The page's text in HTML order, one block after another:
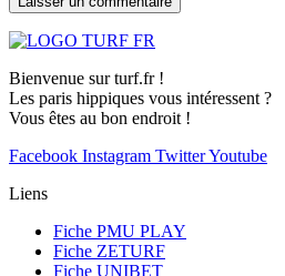
Bienvenue sur turf.fr !
Les paris hippiques vous intéressent ?
Vous êtes au bon endroit !
Facebook Instagram TwitterYoutube
Liens
Fiche PMU PLAY
Fiche ZETURF
Fiche UNIBET